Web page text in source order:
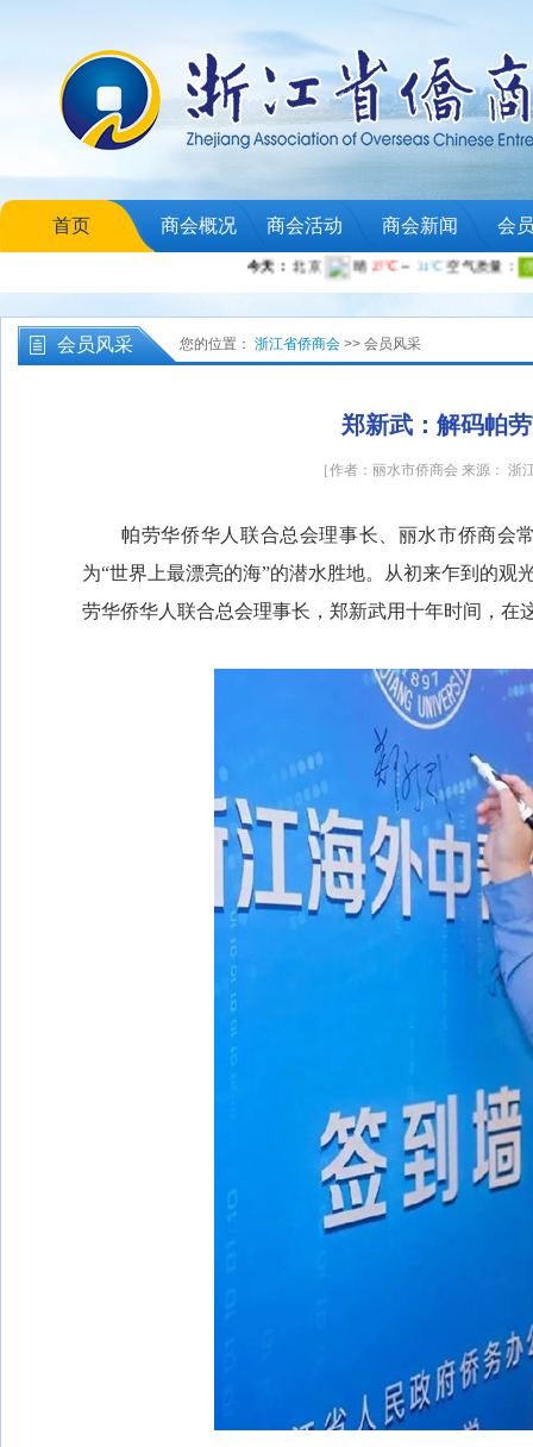
首页 商会概况 商会活动 商会新闻 会
会员风采 您的位置： 浙江省侨商会 >> 会员风采
郑新武：解码帕
［作者：丽水市侨商会 来源：
帕劳华侨华人联合总会理事长、丽水市侨商会
为“世界上最漂亮的海”的潜水胜地。从初来乍到的
劳华侨华人联合总会理事长，郑新武用十年时间，